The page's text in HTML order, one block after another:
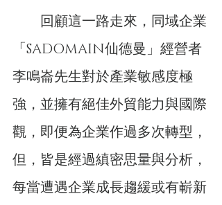
回顧這一路走來，同域企業
「SADOMAIN仙德曼」經營者
李鳴崙先生對於產業敏感度極
強，並擁有絕佳外貿能力與國際
觀，即便為企業作過多次轉型，
但，皆是經過縝密思量與分析，
每當遭遇企業成長趨緩或有嶄新